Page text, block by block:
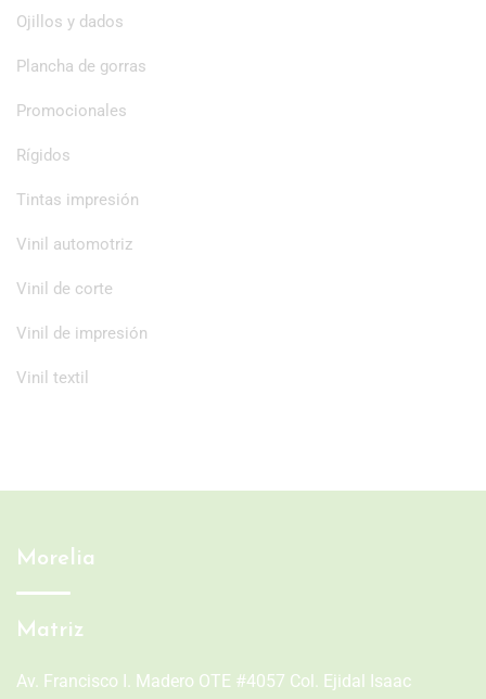
Ojillos y dados
Plancha de gorras
Promocionales
Rígidos
Tintas impresión
Vinil automotriz
Vinil de corte
Vinil de impresión
Vinil textil
Morelia
Matriz
Av. Francisco I. Madero OTE #4057 Col. Ejidal Isaac